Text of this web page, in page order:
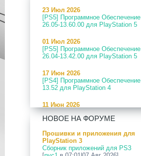
23 Июл 2026
[PS5] Программное Обеспечение
26.05-13.60.00 для PlayStation 5
01 Июл 2026
[PS5] Программное Обеспечение
26.04-13.42.00 для PlayStation 5
17 Июн 2026
[PS4] Программное Обеспечение
13.52 для PlayStation 4
11 Июн 2026
[PS5] Программное Обеспечение
26.04-13.40.00 для PlayStation 5
24 Апр 2026
[PS5] Программное Обеспечение
26.03-13.20.00 для PlayStation 5
НОВОЕ НА ФОРУМЕ
Прошивки и приложения для
PlayStation 3
Сборник приложений для PS3